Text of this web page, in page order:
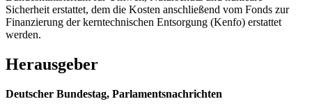
Sicherheit erstattet, dem die Kosten anschließend vom Fonds zur
Finanzierung der kerntechnischen Entsorgung (Kenfo) erstattet
werden.
Herausgeber
Deutscher Bundestag, Parlamentsnachrichten